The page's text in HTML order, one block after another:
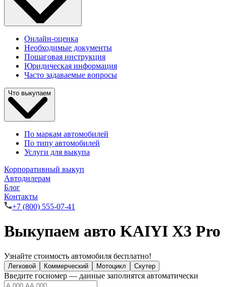
Онлайн-оценка
Необходимые документы
Пошаговая инструкция
Юридическая информация
Часто задаваемые вопросы
Что выкупаем
По маркам автомобилей
По типу автомобилей
Услуги для выкупа
Корпоративный выкуп
Автодилерам
Блог
Контакты
+7 (800) 555-07-41
Выкупаем авто KAIYI X3 Pro
Узнайте стоимость автомобиля бесплатно!
Легковой Коммерческий Мотоцикл Скутер
Введите госномер — данные заполнятся автоматически